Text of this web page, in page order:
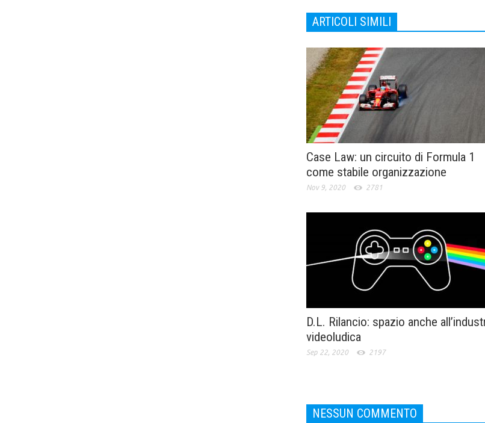
ARTICOLI SIMILI
Case Law: un circuito di Formula 1
come stabile organizzazione
Nov 9, 2020 2781
D.L. Rilancio: spazio anche
videoludica
Sep 22, 2020 2197
NESSUN COMMENTO